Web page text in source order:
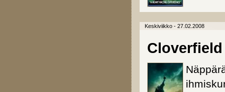
Keskiviikko - 27.02.2008
Cloverfield